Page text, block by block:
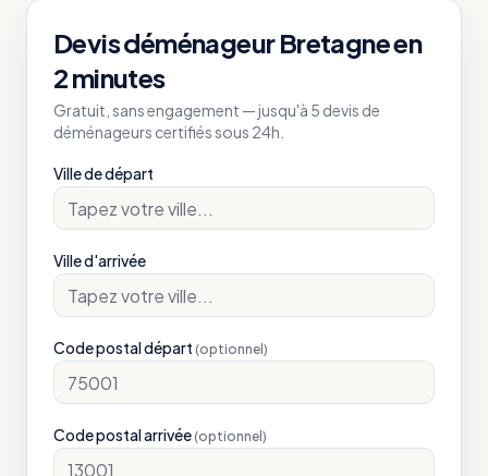
Devis déménageurBretagneen
2 minutes
Gratuit, sans engagement — jusqu'à 5 devis de
déménageurs certifiés sous 24h.
Ville de départ
Ville d'arrivée
Code postal départ (optionnel)
Code postal arrivée (optionnel)